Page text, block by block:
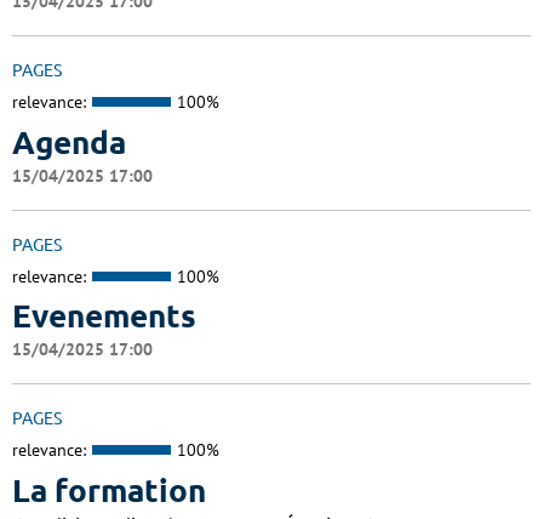
PAGES
relevance: 100%
Agenda
15/04/2025 17:00
PAGES
relevance: 100%
Evenements
15/04/2025 17:00
PAGES
relevance: 100%
La formation